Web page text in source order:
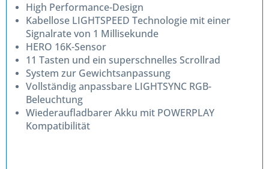
High Performance-Design
Kabellose LIGHTSPEED Technologie mit einer
Signalrate von 1 Millisekunde
HERO 16K-Sensor
11 Tasten und ein superschnelles Scrollrad
System zur Gewichtsanpassung
Vollständig anpassbare LIGHTSYNC RGB-
Beleuchtung
Wiederaufladbarer Akku mit POWERPLAY
Kompatibilität